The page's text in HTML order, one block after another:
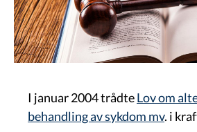
I januar 2004 trådteLov om
behandling av sykdom mv. i